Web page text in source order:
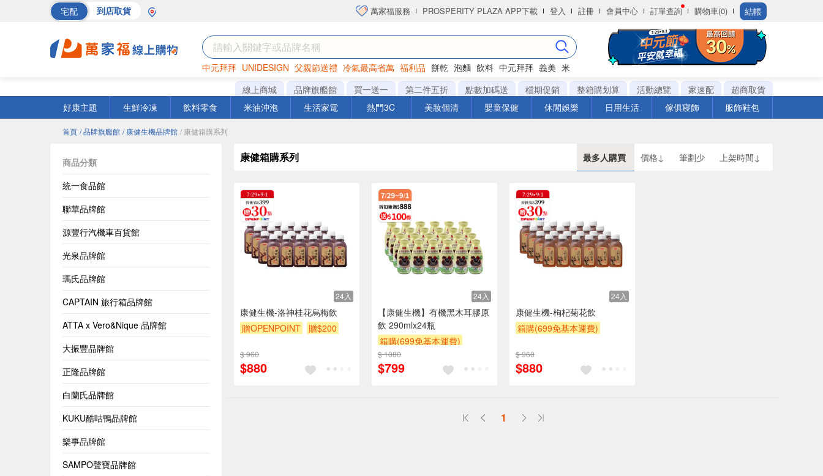
宅配 到店取貨 萬家福服務 PROSPERITY PLAZA APP下載 登入 註冊 會員中心 訂單查詢 購物車(0) 結帳
中元拜拜 UNIDESIGN 父親節送禮 冷氣最高省萬 福利品 餅乾 泡麵 飲料 中元拜拜 義美 米
巧克力 罐頭 衛生紙
線上商城 品牌旗艦館 買一送一 第二件五折 點數加碼送 檔期促銷 整箱購划算 活動總覽 家速配
超商取貨
好康主題
生鮮冷凍 飲料零食 米油沖泡 生活家電 熱門3C 美妝個清 嬰童保健 休閒娛樂 日用生活 傢俱寢飾 服飾鞋包
首頁 / 品牌旗艦館 / 康健生機品牌館 / 康健箱購系列
商品分類
統一食品館
聯華品牌館
源豐行汽機車百貨館
光泉品牌館
瑪氏品牌館
CAPTAIN 旅行箱品牌館
ATTA x Vero&Nique 品牌館
大振豐品牌館
正隆品牌館
白蘭氏品牌館
KUKU酷咕鴨品牌館
樂事品牌館
SAMPO聲寶品牌館
康健箱購系列 最多人購買 價格↓ 筆劃少 上架時間↓
24入
康健生機-洛神桂花烏梅飲
贈OPENPOINT
贈$200
$ 960
$880
24入
【康健生機】有機黑木耳膠原
飲 290mlx24瓶
箱購(699免基本運費)
贈OPENPOINT
滿額贈券
$ 1080
$799
24入
康健生機-枸杞菊花飲
箱購(699免基本運費)
$ 960
$880
1